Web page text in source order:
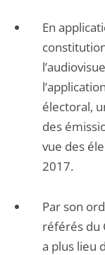
En
électoral,
des
vue des
2017.
Par son
référés du
a plus lieu